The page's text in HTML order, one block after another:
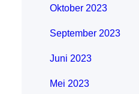
Oktober 2023
September 2023
Juni 2023
Mei 2023